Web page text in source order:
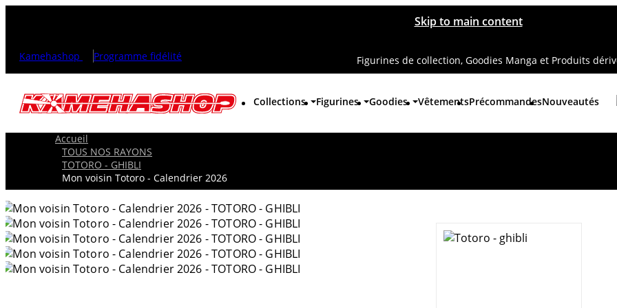
Skip to main content
Kamehashop Programme fidélité Figurines de collection, Goodies Manga et Produits
Collections Figurines Goodies VêtementsPrécommandesNouveautés
Accueil
TOUS NOS RAYONS
TOTORO - GHIBLI
Mon voisin Totoro - Calendrier 2026